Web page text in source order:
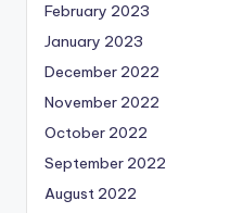
February 2023
January 2023
December 2022
November 2022
October 2022
September 2022
August 2022